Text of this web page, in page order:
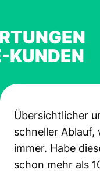
KUNDEN
Übersichtlicher
schneller Ablauf,
immer. Habe
schon mehr als